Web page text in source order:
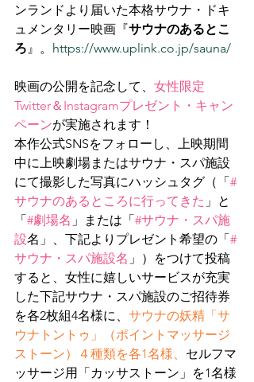
ンランドより届いた本格サウナ・ドキ
ュメンタリー映画『サウナのあるとこ
ろ』。 https://www.uplink.co.jp/sauna/
映画の公開を記念して、 女性限定
Twitter＆Instagramプレゼント・キャン
ペーンが実施されます！
本作公式SNSをフォローし、上映期間
中に上映劇場またはサウナ・スパ施設
にて撮影した写真にハッシュタグ（「 #
サウナのあるところに行ってきた 」と
「 #劇場名 」または「 #サウナ ・スパ施
設名」、下記よりプレゼント希望の「 #
サウナ ・スパ施設名 」）をつけて投稿
すると、女性に嬉しいサービスが充実
した下記サウナ・スパ施設のご招待券
を各2枚組4名様に、 サウナの妖精「サ
ウナトントゥ」（ポイントマッサージ
ストーン）４種類を各1名様、 セルフマ
ッサージ用「カッサストーン」を1名様